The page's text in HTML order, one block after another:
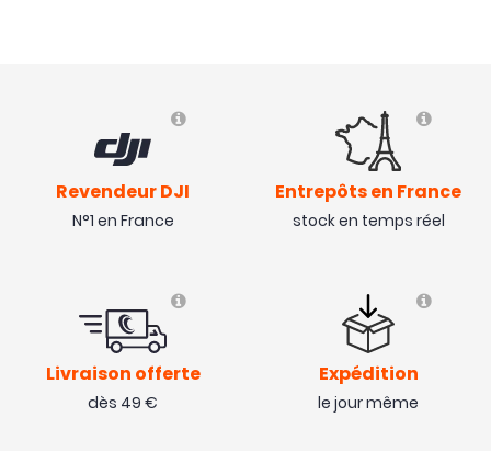
Revendeur DJI
N°1 en France
Entrepôts en France
stock en temps réel
Livraison offerte
dès 49 €
Expédition
le jour même